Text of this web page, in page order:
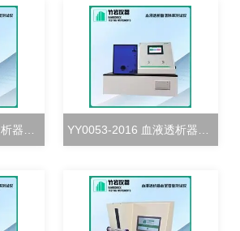
YY0053-2016 血液透析器血室密合度测试仪 YY0053-2016 血液透析器清除率测试仪